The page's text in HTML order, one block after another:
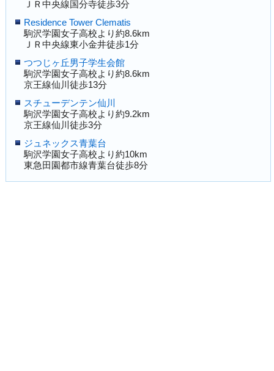
ＪＲ中央線国分寺徒歩3分
Residence Tower Clematis
駒沢学園女子高校より約8.6km
ＪＲ中央線東小金井徒歩1分
つつじヶ丘男子学生会館
駒沢学園女子高校より約8.6km
京王線仙川徒歩13分
スチューデンテン仙川
駒沢学園女子高校より約9.2km
京王線仙川徒歩3分
ジュネックス青葉台
駒沢学園女子高校より約10km
東急田園都市線青葉台徒歩8分